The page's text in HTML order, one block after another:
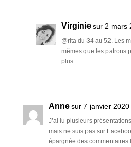
Virginie sur 2 mars
@rita du 34 au 52. Les
mêmes que les patrons
plus.
Anne sur 7 janvier
J’ai lu plusieurs
mais ne suis pas sur
épargnée des